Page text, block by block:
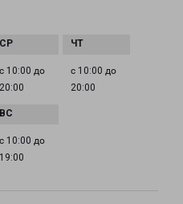
с 10:00 до
20:00
с 10:00 до
20:00
с 10:00 до
19:00